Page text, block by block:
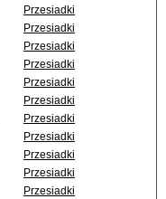
Przesiadki
Przesiadki
Przesiadki
Przesiadki
Przesiadki
Przesiadki
Przesiadki
Przesiadki
Przesiadki
Przesiadki
Przesiadki